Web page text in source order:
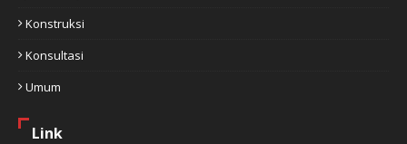
Konstruksi
Konsultasi
Umum
Link